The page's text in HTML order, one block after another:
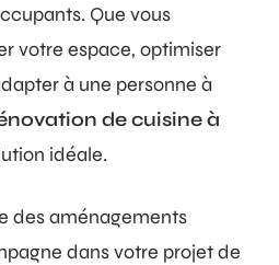
Que vous
votre espace, optimiser
à une personne à
de cuisine à
idéale.
des aménagements
dans votre projet de